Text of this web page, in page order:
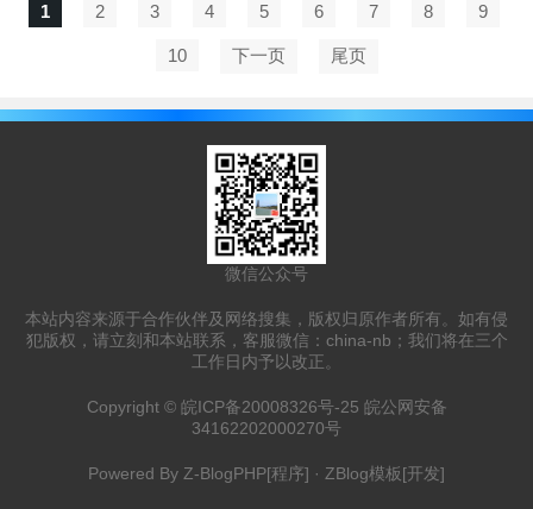
1 2 3 4 5 6 7 8 9
10 下一页 尾页
微信公众号
本站内容来源于合作伙伴及网络搜集，版权归原作者所有。如有侵
犯版权，请立刻和本站联系，客服微信：china-nb；我们将在三个
工作日内予以改正。
Copyright © 皖ICP备20008326号-25 皖公网安备
34162202000270号
Powered By Z-BlogPHP[程序] · ZBlog模板[开发]